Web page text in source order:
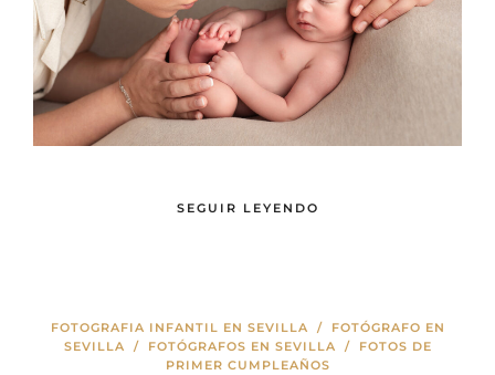
SEGUIR LEYENDO
FOTOGRAFIA INFANTIL EN SEVILLA /
FOTÓGRAFO EN
SEVILLA / FOTÓGRAFOS EN SEVILLA /
FOTOS DE
PRIMER CUMPLEAÑOS